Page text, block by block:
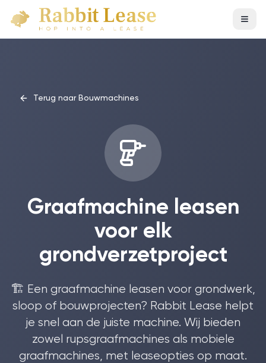
Terug naar Bouwmachines
Graafmachine leasen
voor elk
grondverzetproject
🏗️ Een graafmachine leasen voor grondwerk,
sloop of bouwprojecten? Rabbit Lease helpt
je snel aan de juiste machine. Wij bieden
zowel rupsgraafmachines als mobiele
graafmachines, met leaseopties op maat.